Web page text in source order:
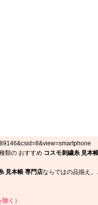
類の おすすめ コスモ刺繍糸 見本
見本帳 専門店ならではの品揃え
く）